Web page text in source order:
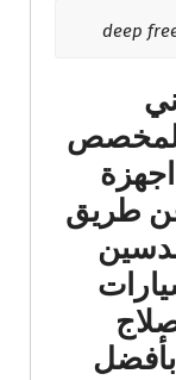
المخصص
عن طريق
بأفضل